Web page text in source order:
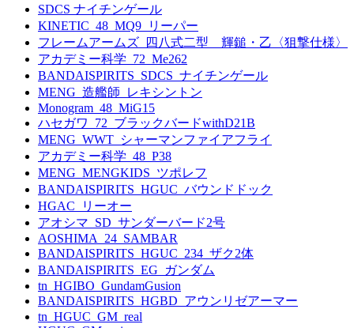
SDCS ナイチンゲール
KINETIC_48_MQ9_リーパー
フレームアームズ_四八式二型 輝鎚・乙〈狙撃仕様〉
アカデミー科学_72_Me262
BANDAISPIRITS_SDCS_ナイチンゲール
MENG_造艦師_レキシントン
Monogram_48_MiG15
ハセガワ_72_ブラックバードwithD21B
MENG_WWT_シャーマンファイアフライ
アカデミー科学_48_P38
MENG_MENGKIDS_ツポレフ
BANDAISPIRITS_HGUC_バウンドドック
HGAC_リーオー
アオシマ_SD_サンダーバード2号
AOSHIMA_24_SAMBAR
BANDAISPIRITS_HGUC_234_ザク2体
BANDAISPIRITS_EG_ガンダム
tn_HGIBO_GundamGusion
BANDAISPIRITS_HGBD_アウンリゼアーマー
tn_HGUC_GM_real